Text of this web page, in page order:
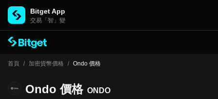
Bitget App
交易「智」變
首頁 / 加密貨幣價格 / Ondo 價格
Ondo 價格 ONDO